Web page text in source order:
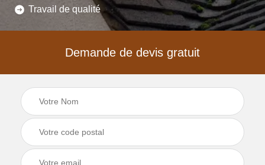
Travail de qualité
Demande de devis gratuit